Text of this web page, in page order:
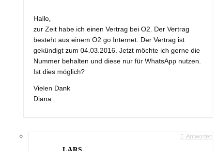
Hallo,
zur Zeit habe ich einen Vertrag bei O2. Der Vertrag
besteht aus einem O2 go Internet. Der Vertrag ist
gekündigt zum 04.03.2016. Jetzt möchte ich gerne die
Nummer behalten und diese nur für WhatsApp nutzen.
Ist dies möglich?
Vielen Dank
Diana
Antworten